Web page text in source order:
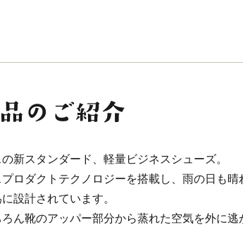
新スタンダード、軽量ビジネスシューズ。
ロダクトテクノロジーを搭載し、雨の日も晴
設計されています。
ん靴のアッパー部分から蒸れた空気を外に逃